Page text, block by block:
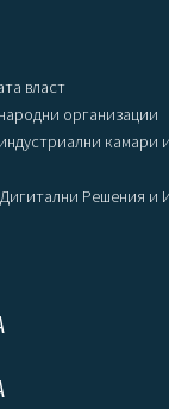
власт
организации
камари
Решения и